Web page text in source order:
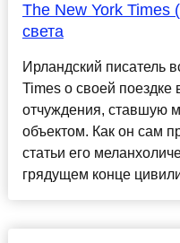
The New York Times
света
Ирландский писатель
Times о своей поездке
отчуждения, ставшую
объектом. Как он сам
статьи его
грядущем конце